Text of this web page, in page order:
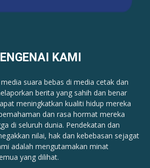
KAMI
suara bebas di media cetak dan
berita yang sahih dan benar
meningkatkan kualiti hidup mereka
dan rasa hormat mereka
di seluruh dunia. Pendekatan dan
nilai, hak dan kebebasan sejagat
adalah mengutamakan minat
yang dilihat.